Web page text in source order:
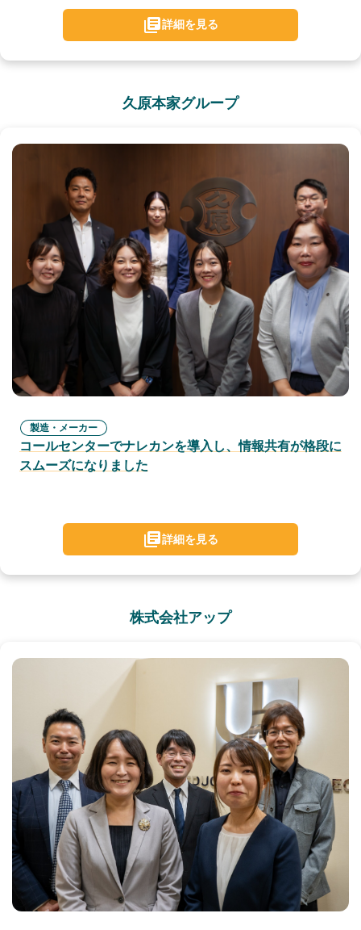
詳細を見る
久原本家グループ
製造・メーカー
コールセンターでナレカンを導入し、情報共有が格段に
スムーズになりました
詳細を見る
株式会社アップ